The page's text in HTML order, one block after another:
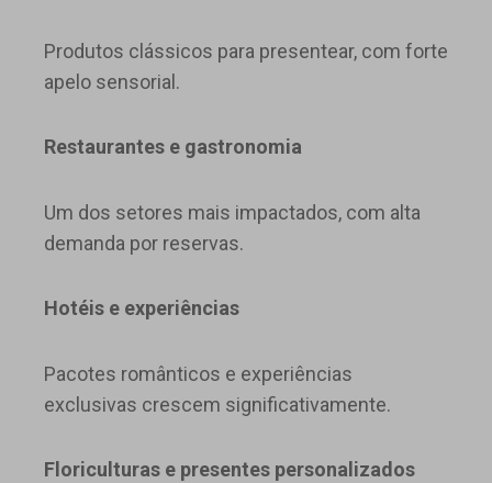
Produtos clássicos para presentear, com forte
apelo sensorial.
Restaurantes e gastronomia
Um dos setores mais impactados, com alta
demanda por reservas.
Hotéis e experiências
Pacotes românticos e experiências
exclusivas crescem significativamente.
Floriculturas e presentes personalizados